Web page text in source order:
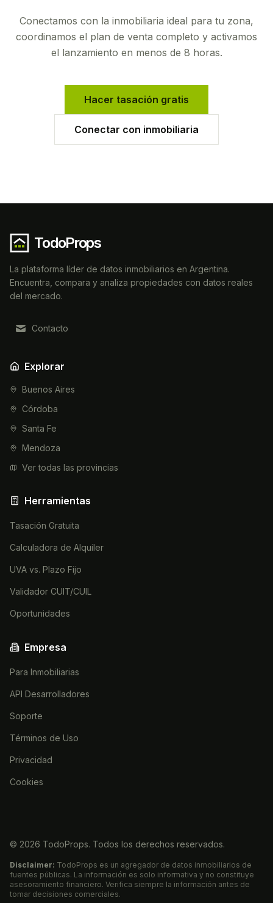
Conectamos con la inmobiliaria ideal para tu zona,
coordinamos el plan de venta completo y activamos
el lanzamiento en menos de 8 horas.
Hacer tasación gratis
Conectar con inmobiliaria
TodoProps
La plataforma líder de datos inmobiliarios en Argentina.
Encuentra, compara y analiza propiedades con datos reales
del mercado.
Contacto
Explorar
Buenos Aires
Córdoba
Santa Fe
Mendoza
Ver todas las provincias
Herramientas
Tasación Gratuita
Calculadora de Alquiler
UVA vs. Plazo Fijo
Validador CUIT/CUIL
Oportunidades
Empresa
Para Inmobiliarias
API Desarrolladores
Soporte
Términos de Uso
Privacidad
Cookies
© 2026 TodoProps. Todos los derechos reservados.
Disclaimer: TodoProps es un agregador de datos inmobiliarios de
fuentes públicas. La información es solo informativa y no constituye
asesoramiento financiero. Verifica siempre la información antes de
tomar decisiones comerciales.